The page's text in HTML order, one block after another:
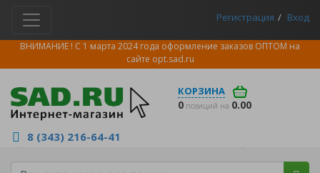
Регистрация Вход
ВНИМАНИЕ ! С 1 марта 2024 года оформление заказов ОПТОМ на
сайте opt.sad.ru
КОРЗИНА
0 позиций на 0.00
8 (343) 216-64-41